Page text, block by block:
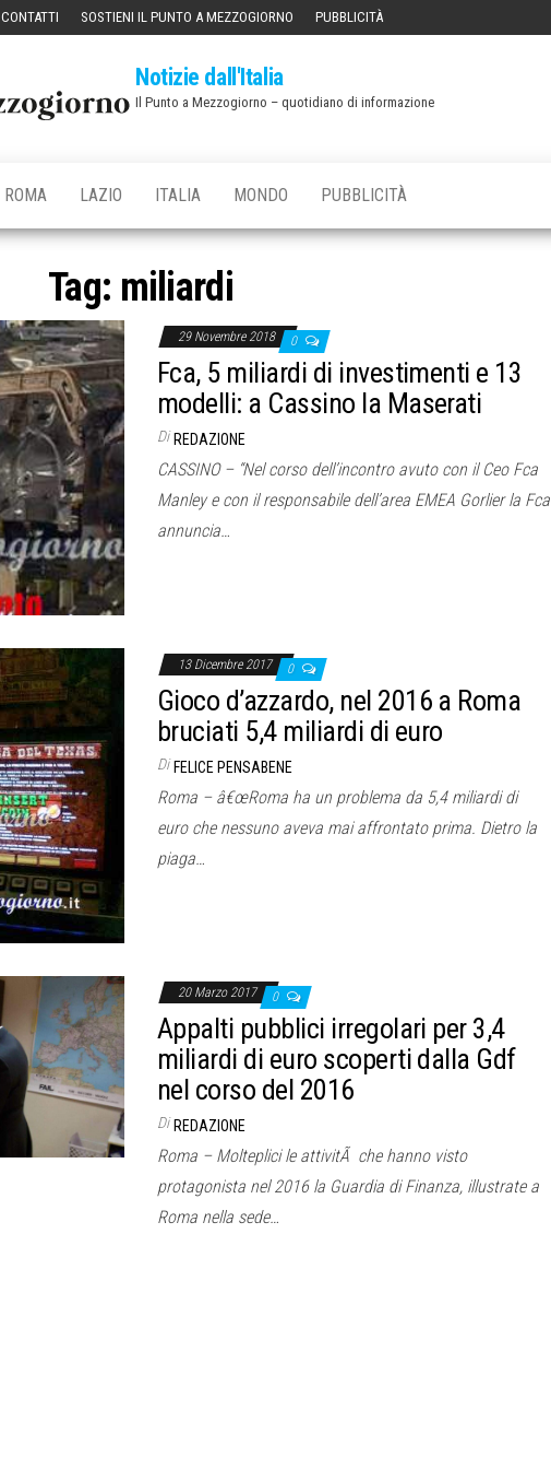
CONTATTI SOSTIENI IL PUNTO A MEZZOGIORNO PUBBLICITÀ
Notizie dall'Italia
Il Punto a Mezzogiorno – quotidiano di informazione
ROMA LAZIO ITALIA MONDO PUBBLICITÀ
Tag: miliardi
29 Novembre 2018 0
Fca, 5 miliardi di investimenti e 13
modelli: a Cassino la Maserati
Di REDAZIONE
CASSINO – “Nel corso dell’incontro avuto con il Ceo Fca
Manley e con il responsabile dell’area EMEA Gorlier la Fca
annuncia…
13 Dicembre 2017 0
Gioco d’azzardo, nel 2016 a Roma
bruciati 5,4 miliardi di euro
Di FELICE PENSABENE
Roma – â€œRoma ha un problema da 5,4 miliardi di
euro che nessuno aveva mai affrontato prima. Dietro la
piaga…
20 Marzo 2017 0
Appalti pubblici irregolari per 3,4
miliardi di euro scoperti dalla Gdf
nel corso del 2016
Di REDAZIONE
Roma – Molteplici le attivitÃ che hanno visto
protagonista nel 2016 la Guardia di Finanza, illustrate a
Roma nella sede…